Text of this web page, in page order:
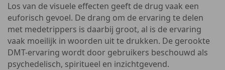
Los van de visuele effecten geeft de drug vaak een
euforisch gevoel. De drang om de ervaring te delen
met medetrippers is daarbij groot, al is de ervaring
vaak moeilijk in woorden uit te drukken. De gerookte
DMT-ervaring wordt door gebruikers beschouwd als
psychedelisch, spiritueel en inzichtgevend.